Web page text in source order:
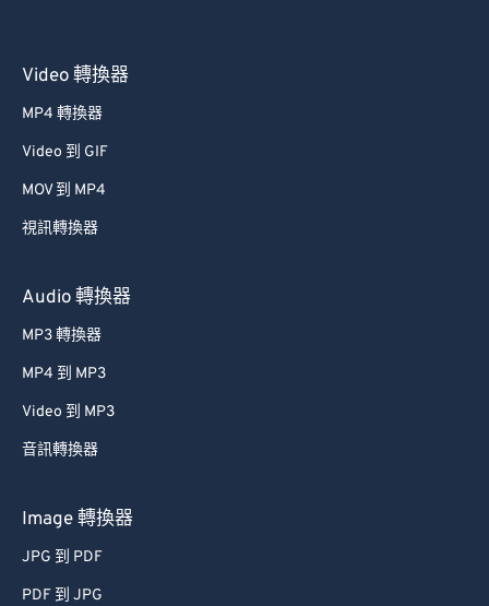
Video 轉換器
MP4 轉換器
Video 到 GIF
MOV 到 MP4
視訊轉換器
Audio 轉換器
MP3 轉換器
MP4 到 MP3
Video 到 MP3
音訊轉換器
Image 轉換器
JPG 到 PDF
PDF 到 JPG